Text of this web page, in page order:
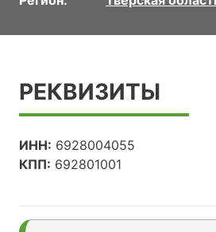
РЕКВИЗИТЫ
ИНН: 6928004055
КПП: 692801001